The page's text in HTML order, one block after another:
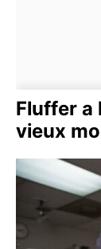
Fluffer a
vieux